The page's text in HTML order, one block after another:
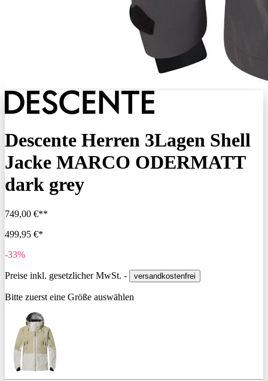
Descente Herren 3Lagen Shell
Jacke MARCO ODERMATT
dark grey
749,00 €**
499,95 €*
-33%
Preise inkl. gesetzlicher MwSt. - versandkostenfrei
Bitte zuerst eine Größe auswählen